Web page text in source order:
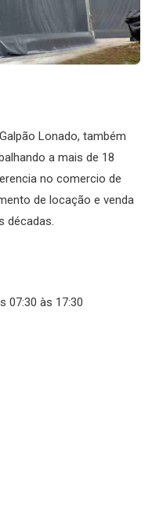
Lonado, também
a mais de 18
no comercio de
de locação e venda
décadas.
07:30 às 17:30